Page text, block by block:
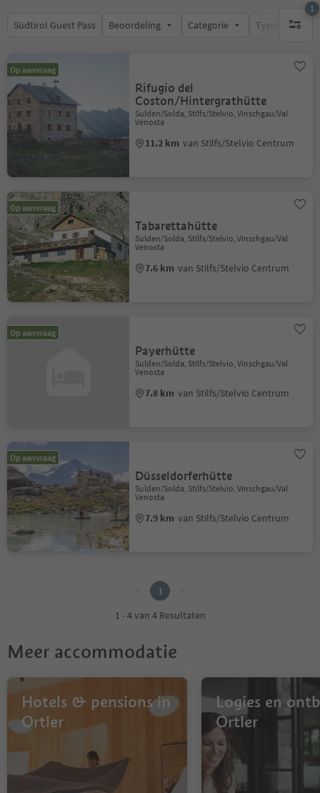
Südtirol Guest Pass Beoordeling Categorie Type catering
1
1
Op aanvraag
Rifugio del
Coston/Hintergrathütte
Sulden/Solda, Stilfs/Stelvio, Vinschgau/Val
Venosta
11.2 km van Stilfs/Stelvio Centrum
Op aanvraag
Tabarettahütte
Sulden/Solda, Stilfs/Stelvio, Vinschgau/Val
Venosta
7.6 km van Stilfs/Stelvio Centrum
Op aanvraag
Payerhütte
Sulden/Solda, Stilfs/Stelvio, Vinschgau/Val
Venosta
7.8 km van Stilfs/Stelvio Centrum
Op aanvraag
Düsseldorferhütte
Sulden/Solda, Stilfs/Stelvio, Vinschgau/Val
Venosta
7.9 km van Stilfs/Stelvio Centrum
1
1 - 4 van 4 Resultaten
Meer accommodatie
Hotels & pensions in
Ortler
Logies en
Ortler